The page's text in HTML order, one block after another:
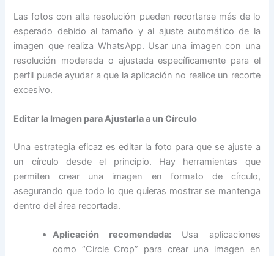
Las fotos con alta resolución pueden recortarse más de lo
esperado debido al tamaño y al ajuste automático de la
imagen que realiza WhatsApp. Usar una imagen con una
resolución moderada o ajustada específicamente para el
perfil puede ayudar a que la aplicación no realice un recorte
excesivo.
Editar la Imagen para Ajustarla a un Círculo
Una estrategia eficaz es editar la foto para que se ajuste a
un círculo desde el principio. Hay herramientas que
permiten crear una imagen en formato de círculo,
asegurando que todo lo que quieras mostrar se mantenga
dentro del área recortada.
Aplicación recomendada: Usa aplicaciones
como “Circle Crop” para crear una imagen en